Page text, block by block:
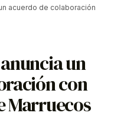
acuerdo de colaboración
un
con
Marruecos